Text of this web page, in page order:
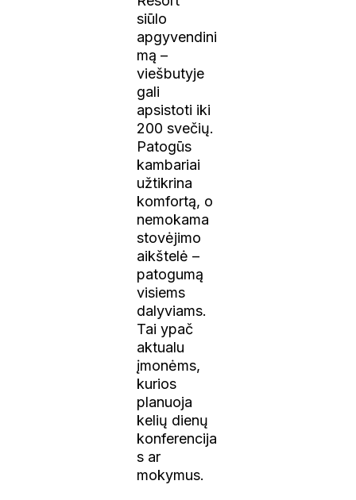
siūlo
apgyvendini
mą –
viešbutyje
gali
apsistoti iki
200 svečių.
Patogūs
kambariai
užtikrina
komfortą, o
nemokama
stovėjimo
aikštelė –
patogumą
visiems
dalyviams.
Tai ypač
aktualu
įmonėms,
kurios
planuoja
kelių dienų
konferencija
s ar
mokymus.